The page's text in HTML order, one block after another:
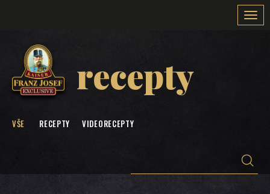
recepty
VŠE RECEPTY VIDEORECEPTY